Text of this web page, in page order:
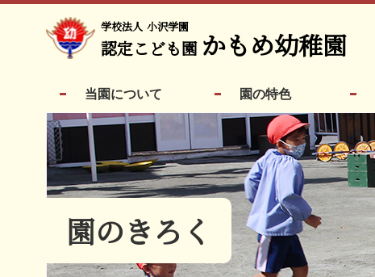
学校法人 小沢学園
認定こども園 かもめ幼稚園
当園について 園の特色
園のきろく